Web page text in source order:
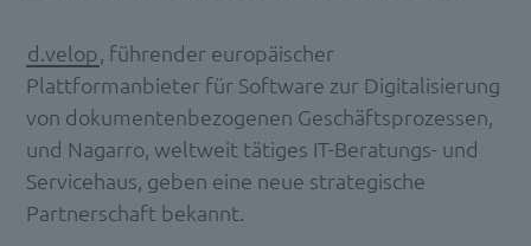
d.velop, führender europäischer
Plattformanbieter für Software zur Digitalisierung
von dokumentenbezogenen Geschäftsprozessen,
und Nagarro, weltweit tätiges IT-Beratungs- und
Servicehaus, geben eine neue strategische
Partnerschaft bekannt.